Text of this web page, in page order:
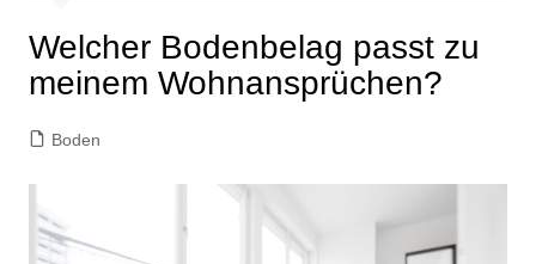
Welcher Bodenbelag passt zu
meinem Wohnansprüchen?
Boden